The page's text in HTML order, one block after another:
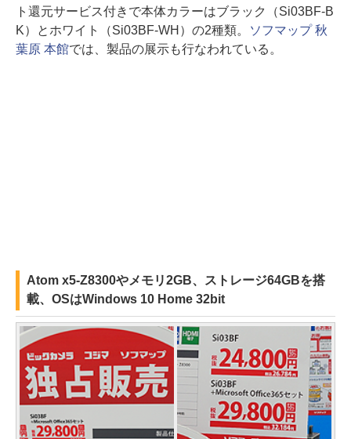
ト還元サービス付きで本体カラーはブラック（Si03BF-B
K）とホワイト（Si03BF-WH）の2種類。
ソフマップ 秋
葉原 本館では、製品の展示も行なわれている。
Atom x5-Z8300やメモリ2GB、ストレージ64GBを搭
載、OSはWindows 10 Home 32bit